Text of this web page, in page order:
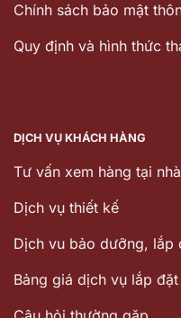
Chính sách bảo mật
Quy định và hình thức
DỊCH VỤ KHÁCH HÀNG
Tư vấn xem hàng tại nhà
Dịch vụ thiết kế
Dịch vu bảo dưỡng, lắp
Bảng giá dịch vụ lắp đặt